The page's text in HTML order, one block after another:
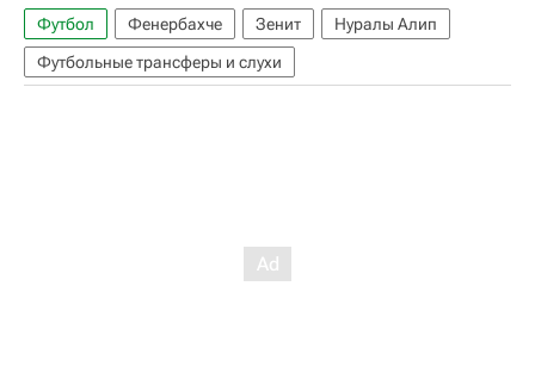
Футбол Фенербахче Зенит
Нуралы Алип
Футбольные трансферы и слухи